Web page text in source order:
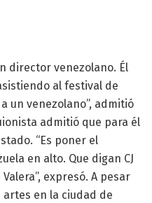
director venezolano. Él
al festival de
un venezolano”, admitió
admitió que para él
“Es poner el
en alto. Que digan CJ
expresó. A pesar
en la ciudad de